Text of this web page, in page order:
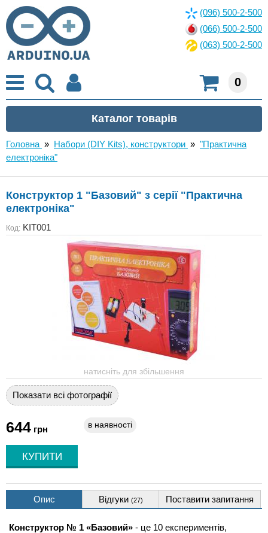
(096) 500-2-500
(066) 500-2-500
(063) 500-2-500
0
Головна » Набори (DIY Kits), конструктори » "Практична
електроніка"
Конструктор 1 "Базовий" з серії "Практична
електроніка"
Код: KIT001
натисніть для збільшення
Показати всі фотографії
644 грн в наявності
Опис Відгуки (27) Поставити запитання
Конструктор № 1 «Базовий» - це 10 експериментів,